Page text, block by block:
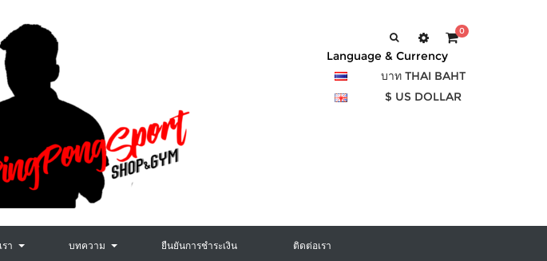
0
Language & Currency
บาท THAI BAHT
$ US DOLLAR
รา บทความ ยืนยันการชำระเงิน ติดต่อเรา